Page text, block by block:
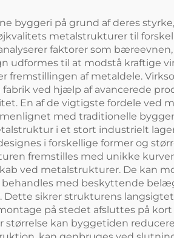
byggeri på grund af deres
metalstrukturer til
faktorer som
udformes til at modstå kraftige
fremstillingen af metaldele.
ved hjælp af avancerede
En af de vigtigste fordele ved
med traditionelle
i et stort industrielt
i forskellige former og
fremstilles med unikke
ved metalstrukturer. De kan
med beskyttende
sikrer strukturens
på stedet afsluttes på
kan byggetiden